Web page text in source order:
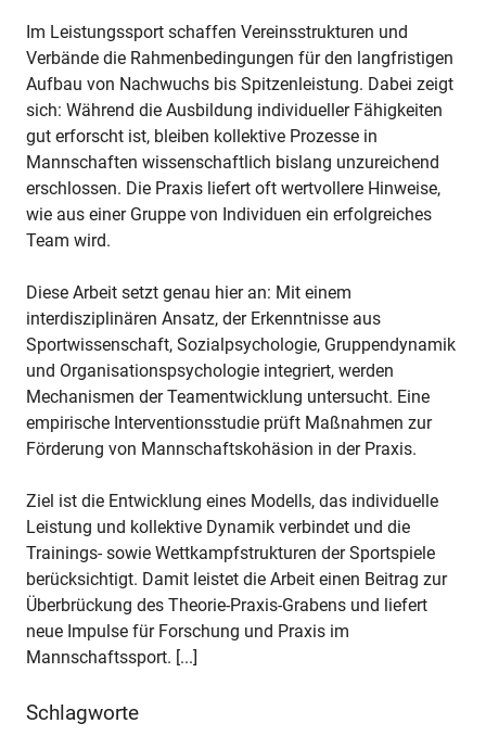
Im Leistungssport schaffen Vereinsstrukturen und
Verbände die Rahmenbedingungen für den langfristigen
Aufbau von Nachwuchs bis Spitzenleistung. Dabei zeigt
sich: Während die Ausbildung individueller Fähigkeiten
gut erforscht ist, bleiben kollektive Prozesse in
Mannschaften wissenschaftlich bislang unzureichend
erschlossen. Die Praxis liefert oft wertvollere Hinweise,
wie aus einer Gruppe von Individuen ein erfolgreiches
Team wird.
Diese Arbeit setzt genau hier an: Mit einem
interdisziplinären Ansatz, der Erkenntnisse aus
Sportwissenschaft, Sozialpsychologie, Gruppendynamik
und Organisationspsychologie integriert, werden
Mechanismen der Teamentwicklung untersucht. Eine
empirische Interventionsstudie prüft Maßnahmen zur
Förderung von Mannschaftskohäsion in der Praxis.
Ziel ist die Entwicklung eines Modells, das individuelle
Leistung und kollektive Dynamik verbindet und die
Trainings- sowie Wettkampfstrukturen der Sportspiele
berücksichtigt. Damit leistet die Arbeit einen Beitrag zur
Überbrückung des Theorie-Praxis-Grabens und liefert
neue Impulse für Forschung und Praxis im
Mannschaftssport. [...]
Schlagworte